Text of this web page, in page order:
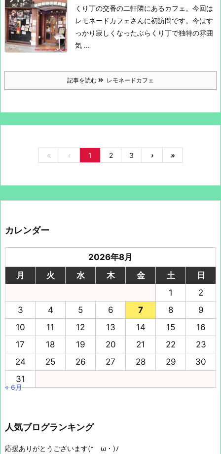
くり丁の交番の二軒隣にあるカフェ。 今回は
レモネードカフェさんに初訪問です。 今はす
っかり寂しくなったぶらくり丁で独特の雰囲
気 ...
記事を読む レモネードカフェ
« ‹ 1 2 3 › »
カレンダー
2026年8月
月
火 水 木 金 土
日
1
2
3
4 5 6 7 8
9
10
11 12 13 14 15
16
17
18 19 20 21 22
23
24
25 26 27 28 29
30
31
« 6月
人気ブログランキング
応援ありがとうございます(*ゝω・)ﾉ